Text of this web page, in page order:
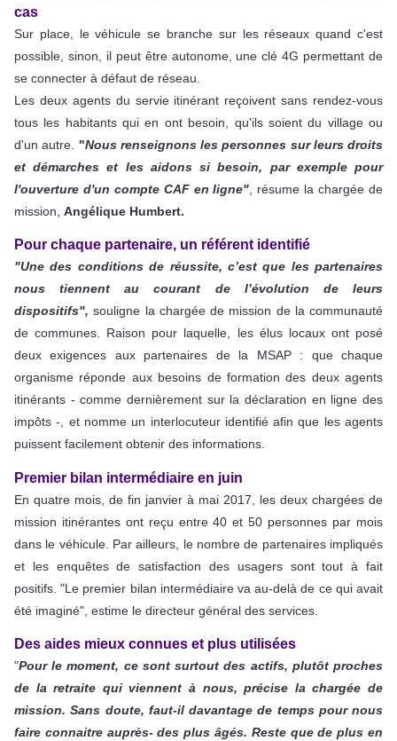
cas
Sur place, le véhicule se branche sur les réseaux quand c'est
possible, sinon, il peut être autonome, une clé 4G permettant de
se connecter à défaut de réseau.
Les deux agents du servie itinérant reçoivent sans rendez-vous
tous les habitants qui en ont besoin, qu'ils soient du village ou
d'un autre. "Nous renseignons les personnes sur leurs droits
et démarches et les aidons si besoin, par exemple pour
l'ouverture d'un compte CAF en ligne" , résume la chargée de
mission, Angélique Humbert.
Pour chaque partenaire, un référent identifié
"Une des conditions de réussite, c’est que les partenaires
nous tiennent au courant de l’évolution de leurs
dispositifs", souligne la chargée de mission de la communauté
de communes. Raison pour laquelle, les élus locaux ont posé
deux exigences aux partenaires de la MSAP : que chaque
organisme réponde aux besoins de formation des deux agents
itinérants - comme dernièrement sur la déclaration en ligne des
impôts -, et nomme un interlocuteur identifié afin que les agents
puissent facilement obtenir des informations.
Premier bilan intermédiaire en juin
En quatre mois, de fin janvier à mai 2017, les deux chargées de
mission itinérantes ont reçu entre 40 et 50 personnes par mois
dans le véhicule. Par ailleurs, le nombre de partenaires impliqués
et les enquêtes de satisfaction des usagers sont tout à fait
positifs. "Le premier bilan intermédiaire va au-delà de ce qui avait
été imaginé", estime le directeur général des services.
Des aides mieux connues et plus utilisées
"Pour le moment, ce sont surtout des actifs, plutôt proches
de la retraite qui viennent à nous, précise la chargée de
mission. Sans doute, faut-il davantage de temps pour nous
faire connaitre auprès- des plus âgés. Reste que de plus en